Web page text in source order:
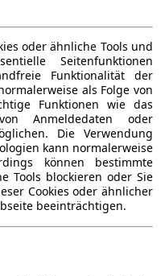
oder ähnliche Tools und
Seitenfunktionen
Funktionalität der
als Folge von
Funktionen wie das
Anmeldedaten oder
Die Verwendung
kann normalerweise
können bestimmte
Tools blockieren oder Sie
Cookies oder ähnlicher
beeinträchtigen.